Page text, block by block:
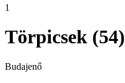
1
Törpicsek (54)
Budajenő